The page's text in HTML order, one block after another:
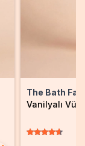
The Bath
Vanilyalı